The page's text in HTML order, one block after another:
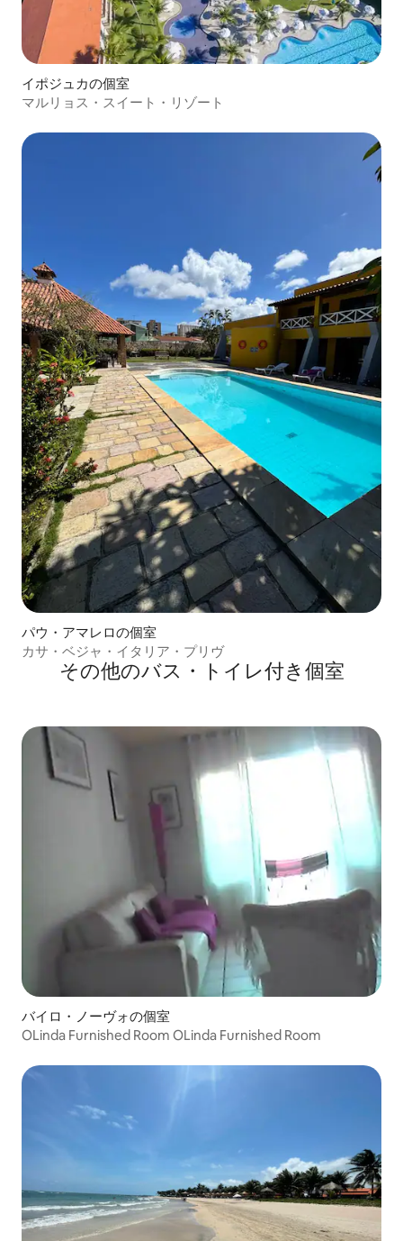
イポジュカの個室
マルリョス・スイート・リゾート
パウ・アマレロの個室
カサ・ベジャ・イタリア・プリヴ
その他のバス・トイレ付き個室
バイロ・ノーヴォの個室
OLinda Furnished Room OLinda Furnished Room